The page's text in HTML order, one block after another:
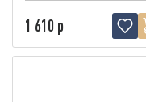
1 610 р